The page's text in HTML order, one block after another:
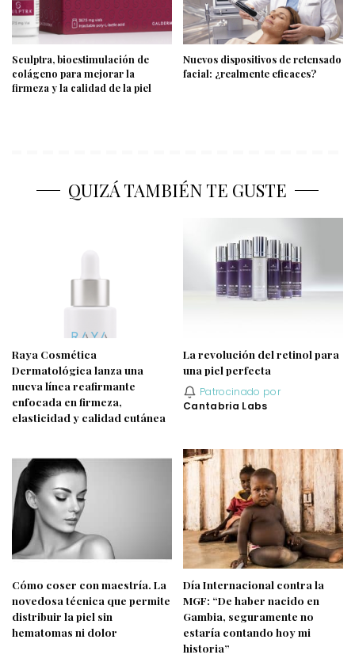
Sculptra, bioestimulación de
colágeno para mejorar la
firmeza y la calidad de la piel
Nuevos dispositivos de retensado
facial: ¿realmente eficaces?
QUIZÁ TAMBIÉN TE GUSTE
Raya Cosmética
Dermatológica lanza una
nueva línea reafirmante
enfocada en firmeza,
elasticidad y calidad cutánea
La revolución del retinol para
una piel perfecta
Patrocinado por
Cantabria Labs
Cómo coser con maestría. La
novedosa técnica que permite
distribuir la piel sin
hematomas ni dolor
Día Internacional contra la
MGF: “De haber nacido en
Gambia, seguramente no
estaría contando hoy mi
historia”